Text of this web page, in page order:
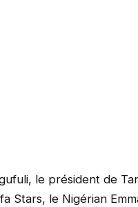
le président de
Stars, le Nigérian